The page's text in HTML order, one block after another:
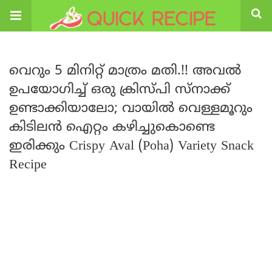
വെറും 5 മിനിറ്റ് മാത്രം മതി.!! അവൽ
ഉപയോഗിച്ച് ഒരു ക്രിസ്പി സ്നാക്ക്
ഉണ്ടാക്കിയാലോ; വായിൽ വെള്ളമൂറും
കിടിലൻ ഐറ്റം കഴിച്ചുകൊണ്ടെ
ഇരിക്കും Crispy Aval (Poha) Variety Snack
Recipe